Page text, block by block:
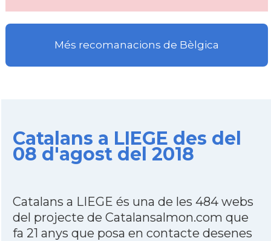
Més recomanacions de Bèlgica
Catalans a LIEGE des del
08 d'agost del 2018
Catalans a LIEGE és una de les 484 webs
del projecte de Catalansalmon.com que
fa 21 anys que posa en contacte desenes